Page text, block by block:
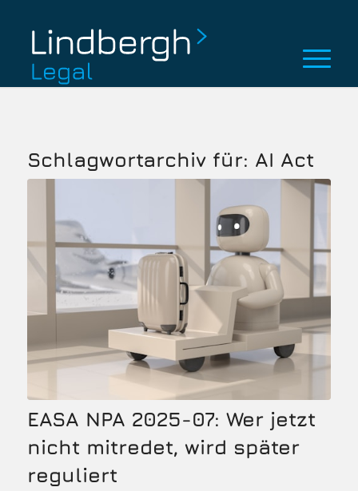
Schlagwortarchiv für: AI Act
EASA NPA 2025-07: Wer jetzt
nicht mitredet, wird später
reguliert